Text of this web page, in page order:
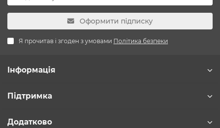
Оформити підписку
Я прочитав і згоден з умовами Політика безпеки
Інформація
Підтримка
Додатково